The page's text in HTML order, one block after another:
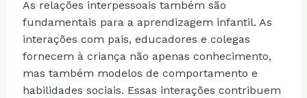
As relações interpessoais também são
fundamentais para a aprendizagem infantil. As
interações com pais, educadores e colegas
fornecem à criança não apenas conhecimento,
mas também modelos de comportamento e
habilidades sociais. Essas interações contribuem